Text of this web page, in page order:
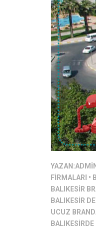
YAZAN:ADMIN
FIRMALARI •
BALIKESIR
BALIKESIR
UCUZ